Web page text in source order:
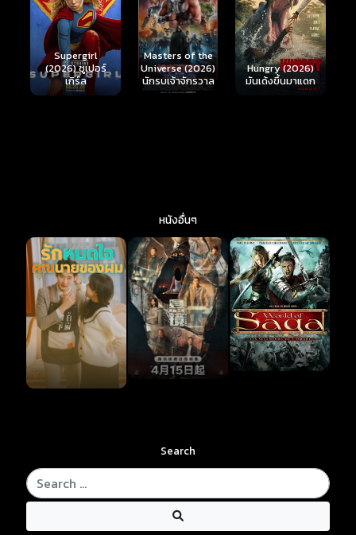
Masters of the
Universe (2026)
นักรบเจ้าจักรวาล
Hungry (2026)
มันเด้งขึ้นมาแดก
Ready or Not 2:
Here I Come
(2026) เกมพร้อม
ตาย 2
หนังอื่นๆ
Search